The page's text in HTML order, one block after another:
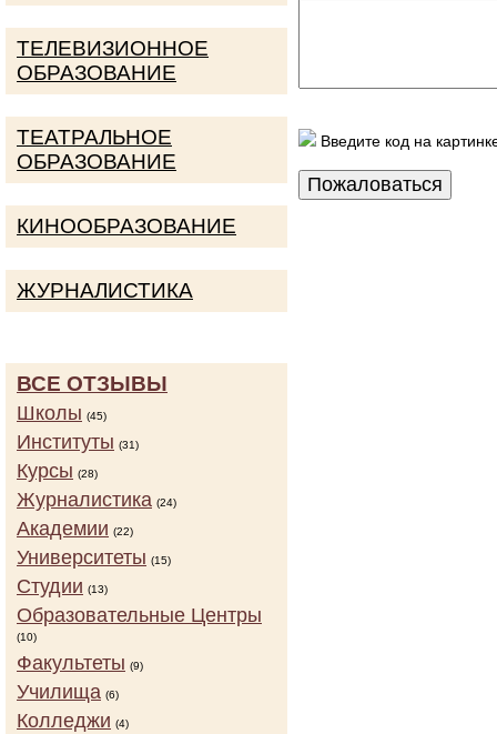
Введите код на
ТЕЛЕВИЗИОННОЕ
ОБРАЗОВАНИЕ
ТЕАТРАЛЬНОЕ
ОБРАЗОВАНИЕ
КИНООБРАЗОВАНИЕ
ЖУРНАЛИСТИКА
ВСЕ ОТЗЫВЫ
Школы (45)
Институты (31)
Курсы (28)
Журналистика (24)
Академии (22)
Университеты (15)
Студии (13)
Образовательные Центры
(10)
Факультеты (9)
Училища (6)
Колледжи (4)